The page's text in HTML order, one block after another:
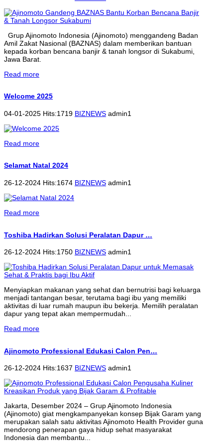
Grup Ajinomoto Indonesia (Ajinomoto) menggandeng Badan
Amil Zakat Nasional (BAZNAS) dalam memberikan bantuan
kepada korban bencana banjir & tanah longsor di Sukabumi,
Jawa Barat.
Read more
Welcome 2025
04-01-2025 Hits:1719 BIZNEWS admin1
Read more
Selamat Natal 2024
26-12-2024 Hits:1674 BIZNEWS admin1
Read more
Toshiba Hadirkan Solusi Peralatan Dapur …
26-12-2024 Hits:1750 BIZNEWS admin1
Menyiapkan makanan yang sehat dan bernutrisi bagi keluarga
menjadi tantangan besar, terutama bagi ibu yang memiliki
aktivitas di luar rumah maupun ibu bekerja. Memilih peralatan
dapur yang tepat akan mempermudah...
Read more
Ajinomoto Professional Edukasi Calon Pen…
26-12-2024 Hits:1637 BIZNEWS admin1
Jakarta, Desember 2024 – Grup Ajinomoto Indonesia
(Ajinomoto) giat mengkampanyekan konsep Bijak Garam yang
merupakan salah satu aktivitas Ajinomoto Health Provider guna
mendorong penerapan gaya hidup sehat masyarakat
Indonesia dan membantu...